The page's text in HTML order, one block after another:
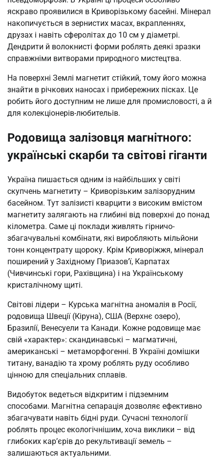
яскраво проявилися в Криворізькому басейні. Мінерал
накопичується в зернистих масах, вкрапленнях,
друзах і навіть сферолітах до 10 см у діаметрі.
Дендрити й волокнисті форми роблять деякі зразки
справжніми витворами природного мистецтва.
На поверхні Землі магнетит стійкий, тому його можна
знайти в річкових наносах і прибережних пісках. Це
робить його доступним не лише для промисловості, а й
для колекціонерів-любительів.
Родовища залізовця магнітного:
українські скарби та світові гіганти
Україна пишається одним із найбільших у світі
скупчень магнетиту – Криворізьким залізорудним
басейном. Тут залізисті кварцити з високим вмістом
магнетиту залягають на глибині від поверхні до понад
кілометра. Саме ці поклади живлять гірничо-
збагачувальні комбінати, які виробляють мільйони
тонн концентрату щороку. Крім Криворіжжя, мінерал
поширений у Західному Приазов’ї, Карпатах
(Чивчинські гори, Рахівщина) і на Українському
кристалічному щиті.
Світові лідери – Курська магнітна аномалія в Росії,
родовища Швеції (Кіруна), США (Верхнє озеро),
Бразилії, Венесуели та Канади. Кожне родовище має
свій «характер»: скандинавські – магматичні,
американські – метаморфогенні. В Україні домішки
титану, ванадію та хрому роблять руду особливо
цінною для спеціальних сплавів.
Видобуток ведеться відкритим і підземним
способами. Магнітна сепарація дозволяє ефективно
збагачувати навіть бідні руди. Сучасні технології
роблять процес екологічнішим, хоча виклики – від
глибоких кар’єрів до рекультивації земель –
залишаються актуальними.